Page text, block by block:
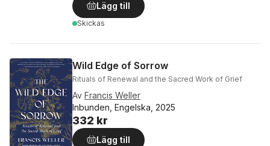
Lägg till
Skickas
Wild Edge of Sorrow
Rituals of Renewal and the Sacred Work of Grief
Av Francis Weller
Inbunden, Engelska, 2025
332 kr
Lägg till